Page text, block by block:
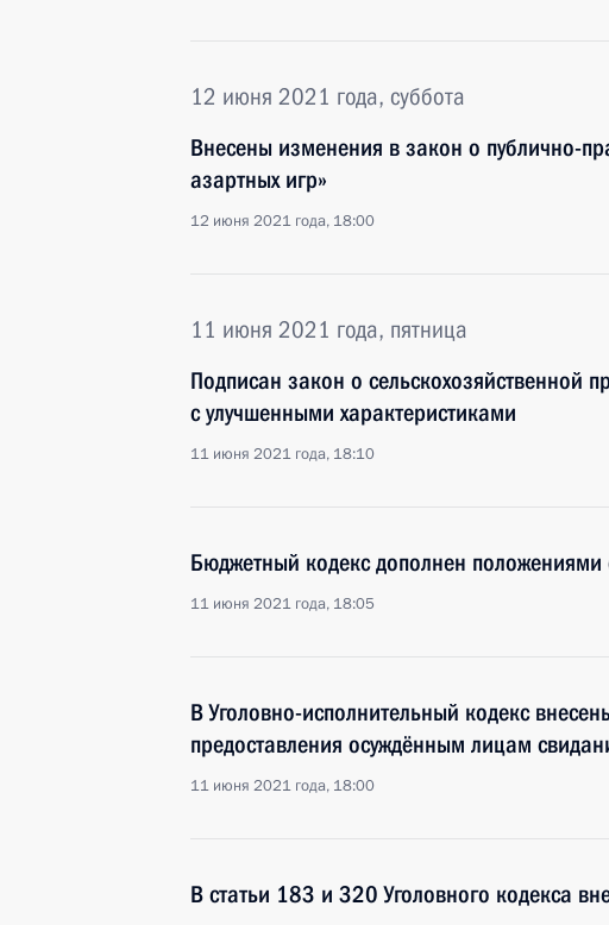
12 июня 2021 года, суббота
Внесены изменения в закон о публично-
азартных игр»
12 июня 2021 года, 18:00
11 июня 2021 года, пятница
Подписан закон о сельскохозяйственной
с улучшенными характеристиками
11 июня 2021 года, 18:10
Бюджетный кодекс дополнен положениями
11 июня 2021 года, 18:05
В Уголовно-исполнительный кодекс
предоставления осуждённым лицам
11 июня 2021 года, 18:00
В статьи 183 и 320 Уголовного кодекса